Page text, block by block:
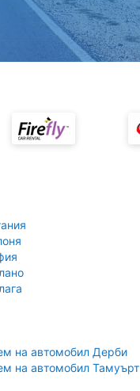
на автомобил Дерби
на автомобил Тамуърт